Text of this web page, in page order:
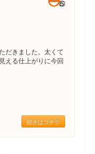
だきました。太くて
える仕上がりに今回
続きはコチラ